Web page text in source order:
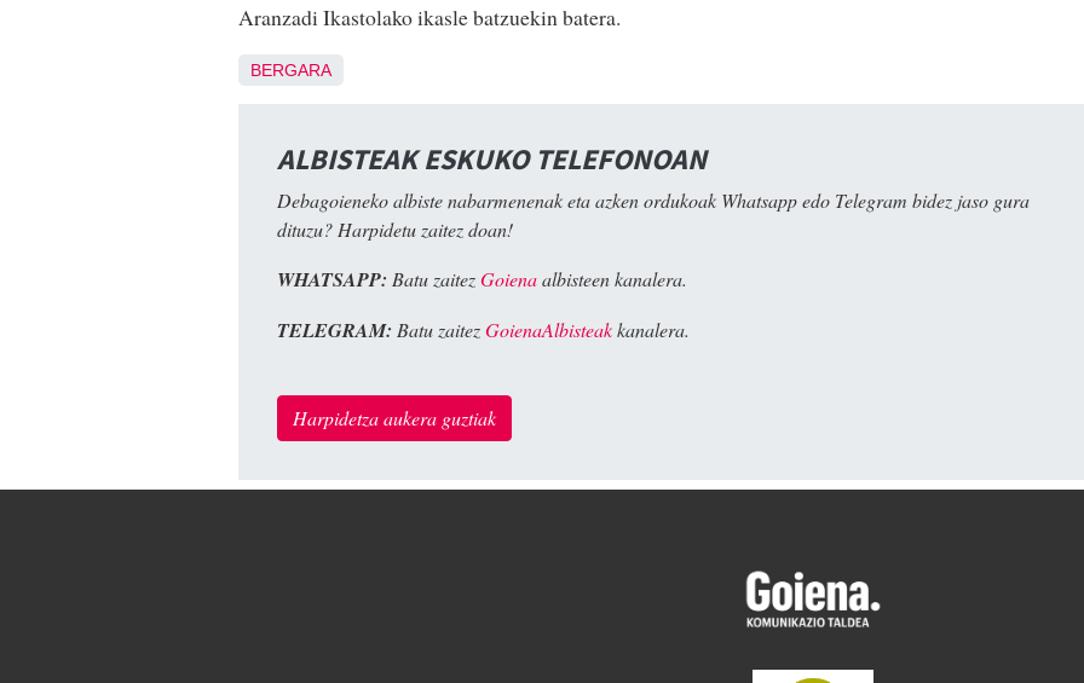
Aranzadi Ikastolako ikasle batzuekin batera.
BERGARA
ALBISTEAK ESKUKO TELEFONOAN
Debagoieneko albiste nabarmenenak eta azken ordukoak Whatsapp edo Telegram bidez jaso gura
dituzu? Harpidetu zaitez doan!
WHATSAPP: Batu zaitezGoienaalbisteen kanalera.
TELEGRAM: Batu zaitezGoienaAlbisteakkanalera.
Harpidetza aukera guztiak